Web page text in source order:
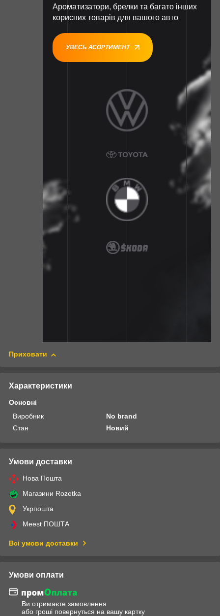
Ароматизатори, брелки та багато інших
корисних товарів для вашого авто
УВЕСЬ АСОРТИМЕНТ
Приховати
Характеристики
Основні
Виробник
No brand
Стан
Новий
Умови доставки
Нова Пошта
Магазини Rozetka
Укрпошта
Meest ПОШТА
Всі умови доставки
Умови оплати
Ви отримаєте замовлення
або гроші повернуться на вашу картку